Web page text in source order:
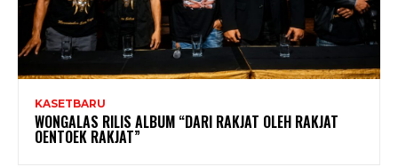
KASETBARU
WONGALAS RILIS ALBUM “DARI RAKJAT OLEH RAKJAT
OENTOEK RAKJAT”